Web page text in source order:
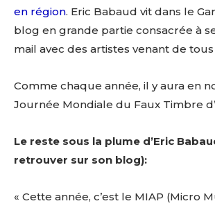
en région. Eric Babaud vit dans le
blog en grande partie consacrée à
mail avec des artistes venant de
Comme chaque année, il y aura en
Journée Mondiale du Faux Timbre
Le reste sous la plume d’Eric
retrouver sur son blog):
« Cette année, c’est le MIAP (Micro